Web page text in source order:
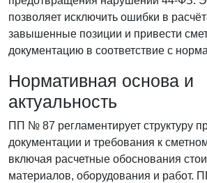
позволяет исключить ошибки в
завышенные позиции и привести
документацию в соответствие с
Нормативная основа и
актуальность
ПП № 87 регламентирует структуру
документации и требования к
включая расчетные обоснования
материалов, оборудования и работ.